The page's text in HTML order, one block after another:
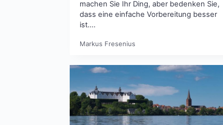
machen Sie Ihr Ding, aber bedenken Sie,
dass eine einfache Vorbereitung besser
ist….
Markus Fresenius